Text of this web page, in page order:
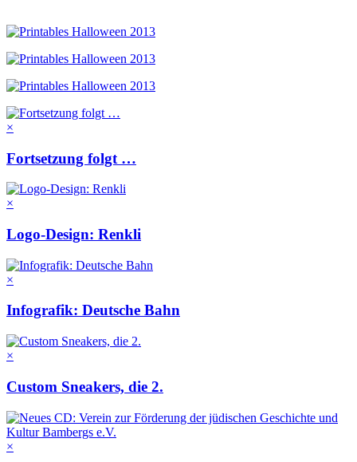
×
Fortsetzung folgt …
×
Logo-Design: Renkli
×
Infografik: Deutsche Bahn
×
Custom Sneakers, die 2.
×